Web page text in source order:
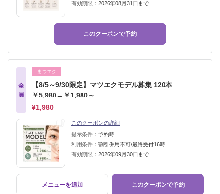
有効期限： 2026年08月31日まで
このクーポンで予約
全
員
まつエク
【8/5～9/30限定】マツエクモデル募集 120本
￥5,980→￥1,980～
¥1,980
このクーポンの詳細
提示条件： 予約時
利用条件： 割引併用不可/最終受付16時
有効期限： 2026年09月30日まで
メニューを追加 このクーポンで予約